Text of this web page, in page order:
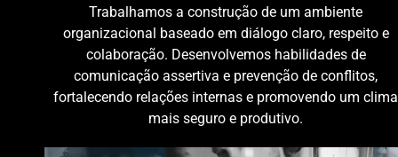
Trabalhamos a construção de um ambiente
organizacional baseado em diálogo claro, respeito e
colaboração. Desenvolvemos habilidades de
comunicação assertiva e prevenção de conflitos,
fortalecendo relações internas e promovendo um clima
mais seguro e produtivo.